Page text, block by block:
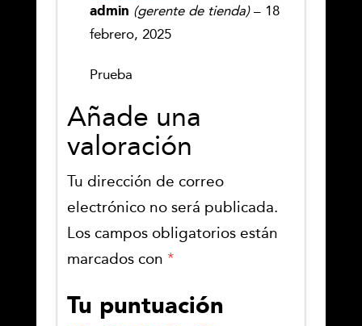
Valorado
con
de 5
admin (gerente de tienda)– 18
febrero, 2025
Prueba
Añade una
valoración
Tu dirección de correo
electrónico no será publicada.
Los campos obligatorios están
marcados con*
Tu puntuación